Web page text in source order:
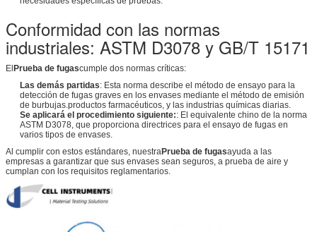
Conformidad con las normas
industriales: ASTM D3078 y GB/T 15171
ElPrueba de fugascumple dos normas críticas:
Las demás partidas: Esta norma describe el método de ensayo para la
detección de fugas graves en los envases mediante el método de emisión
de burbujas.productos farmacéuticos, y las industrias químicas diarias.
Se aplicará el procedimiento siguiente:: El equivalente chino de la norma
ASTM D3078, que proporciona directrices para el ensayo de fugas en
varios tipos de envases.
Al cumplir con estos estándares, nuestraPrueba de fugasayuda a las
empresas a garantizar que sus envases sean seguros, a prueba de aire y
cumplan con los requisitos reglamentarios.